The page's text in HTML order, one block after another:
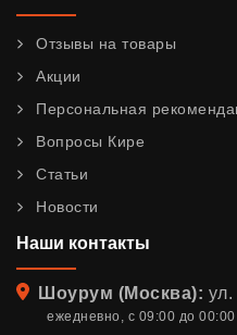
Отзывы на товары
Акции
Персональная
Вопросы Кире
Статьи
Новости
Наши контакты
Адрес
Шоурум (Москва):
ежедневно, с 09:00 до 00:00